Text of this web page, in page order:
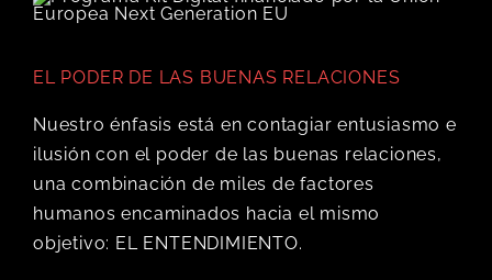
EL PODER DE LAS BUENAS RELACIONES
Nuestro énfasis está en contagiar entusiasmo e
ilusión con el poder de las buenas relaciones,
una combinación de miles de factores
humanos encaminados hacia el mismo
objetivo: EL ENTENDIMIENTO.